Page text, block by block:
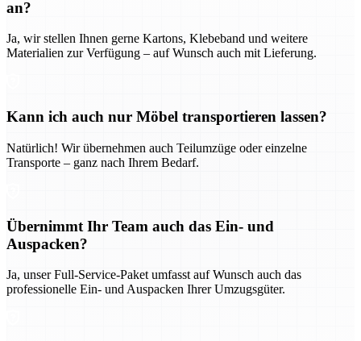
an?
Ja, wir stellen Ihnen gerne Kartons, Klebeband und weitere
Materialien zur Verfügung – auf Wunsch auch mit Lieferung.
Kann ich auch nur Möbel transportieren lassen?
Natürlich! Wir übernehmen auch Teilumzüge oder einzelne
Transporte – ganz nach Ihrem Bedarf.
Übernimmt Ihr Team auch das Ein- und
Auspacken?
Ja, unser Full-Service-Paket umfasst auf Wunsch auch das
professionelle Ein- und Auspacken Ihrer Umzugsgüter.